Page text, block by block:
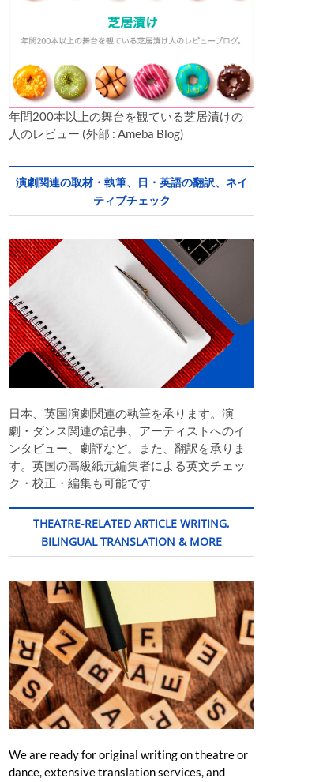
年間200本以上の舞台を観ている芝居漬けの
人のレビュー (外部 : Ameba Blog)
演劇関連の取材・執筆、日・英語の翻訳、ネイ
ティブチェック
日本、英国演劇関連の執筆を承ります。演
劇・ダンス関連の記事、アーティストへのイ
ンタビュー、劇評など。また、翻訳を承りま
す。英国の高級紙元編集者による英文チェッ
ク・校正・編集も可能です
THEATRE-RELATED ARTICLE WRITING,
BILINGUAL TRANSLATION & MORE
We are ready for original writing on theatre or
dance, extensive translation services, and